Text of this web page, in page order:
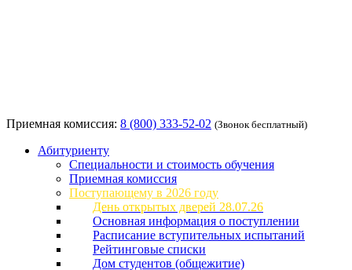
Приемная комиссия: 8 (800) 333-52-02 (Звонок бесплатный)
Абитуриенту
Специальности и стоимость обучения
Приемная комиссия
Поступающему в 2026 году
День открытых дверей 28.07.26
Основная информация о поступлении
Расписание вступительных испытаний
Рейтинговые списки
Дом студентов (общежитие)